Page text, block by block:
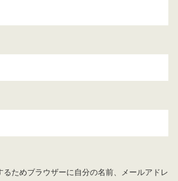
るためブラウザーに自分の名前、メールアドレ